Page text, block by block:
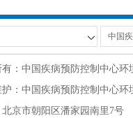
有：中国疾病预防控制中心
护：中国疾病预防控制中心
北京市朝阳区潘家园南里7号